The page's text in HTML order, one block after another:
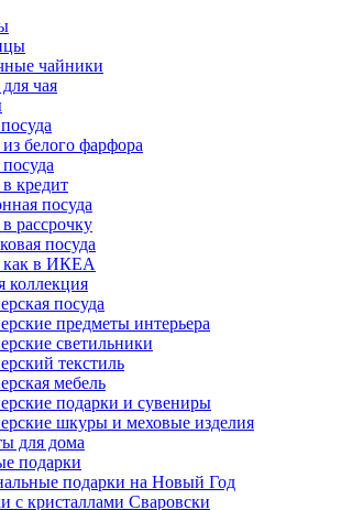
чайники
чая
белого фарфора
кредит
посуда
рассрочку
посуда
как в ИКЕА
коллекция
посуда
предметы интерьера
светильники
текстиль
мебель
подарки и сувениры
шкуры и меховые изделия
для дома
подарки
подарки на Новый Год
с кристаллами Сваровски